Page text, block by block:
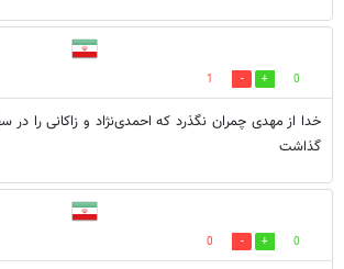
0
1
خدا از مهدی چمران نگذرد که احمدی‌نژاد و زاکانی را در
گذاشت
0
0